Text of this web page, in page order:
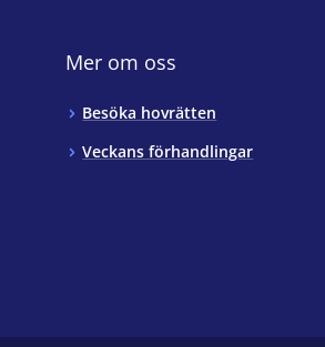
Mer om oss
Besöka hovrätten
Veckans förhandlingar